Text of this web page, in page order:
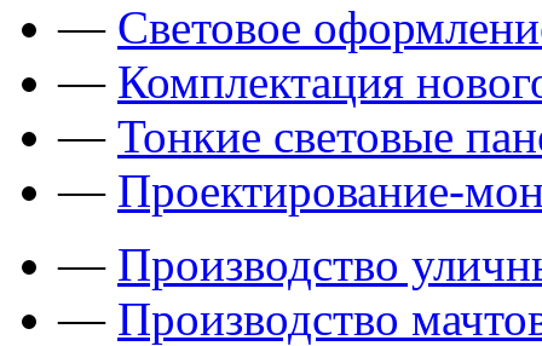
— Световое
— Комплектация
— Тонкие световые
— Проектирование-
— Производство
— Производство